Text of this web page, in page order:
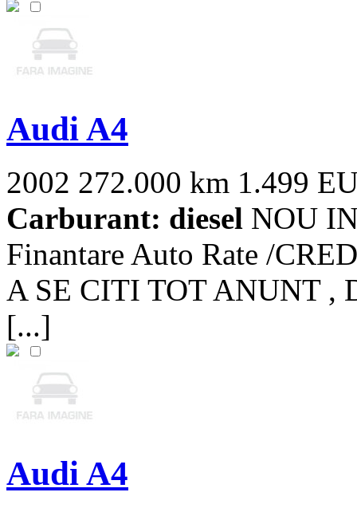
Audi A4
2002 272.000 km 1.499
Carburant: diesel NOU
Finantare Auto Rate /
A SE CITI TOT ANUNT ,
[...]
Audi A4